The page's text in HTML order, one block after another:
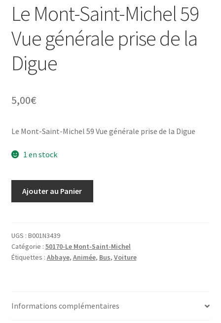
Le Mont-Saint-Michel 59
Vue générale prise de la
Digue
5,00€
Le Mont-Saint-Michel 59 Vue générale prise de la Digue
1 en stock
Saint-
Michel
59
de
Ajouter au Panier
UGS : B001N3439
Catégorie : 50170-Le Mont-Saint-Michel
Étiquettes : Abbaye, Animée, Bus, Voiture
Informations complémentaires